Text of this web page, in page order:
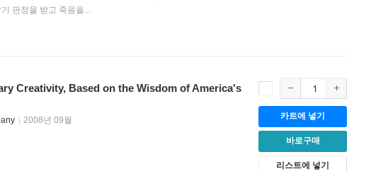
판정을 받고 죽음을...
Creativity, Based on the Wisdom of America's
2008년 09월 카트에 넣기
바로구매
리스트에 넣기